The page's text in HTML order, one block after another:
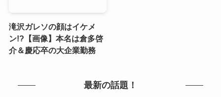
滝沢ガレソの顔はイケメ
ン!?【画像】本名は倉多啓
介＆慶応卒の大企業勤務
最新の話題！